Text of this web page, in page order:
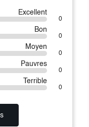
Excellent
0
Bon
0
Moyen
0
Pauvres
0
Terrible
0